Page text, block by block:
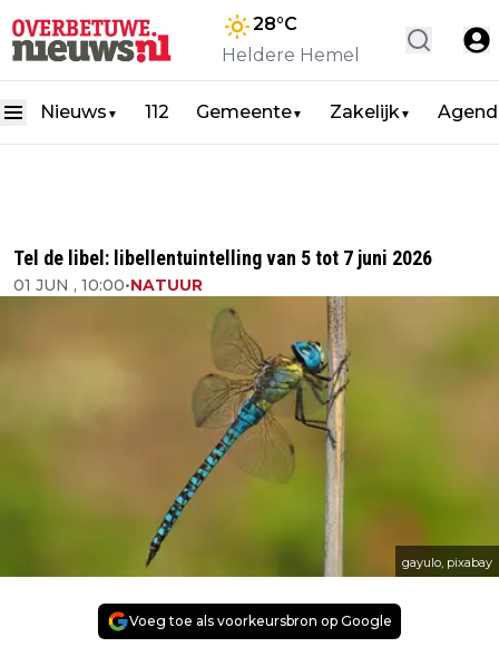
28°C
Heldere Hemel
Nieuws ▼ 112 Gemeente▼ Zakelijk▼
Tel de libel: libellentuintelling van 5 tot 7 juni 2026
01 JUN , 10:00•NATUUR
gayulo, pixabay
Voeg toe als voorkeursbron op Google